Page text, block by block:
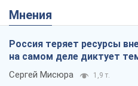
Мнения
Россия теряет ресурсы
на самом деле диктует
Сергей Мисюра 1,9 т.